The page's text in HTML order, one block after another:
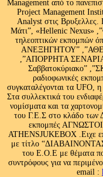
Management από το
Project Management
Analyst στις Βρυξελλες.
Μάτι”, «Hellenic Nexus»
τηλεοπτικών
ΑΝΕΞΗΓΗΤΟΥ”
,”ΑΠΟΡΡΗΤΑ
Σαββατοκύριακο”
ραδιοφωνικές
συγκαταλέγονται τα UFO,
Στα συλλεκτικά του
νομίσματα και τα
του Γ.Ε.Σ στο κλάδο των
εκπομπές
ATHENSJUKEBOX .Ειχε
με τίτλο
του Ε.Ο.Ε με θέματα
συντρόφους για να
email :